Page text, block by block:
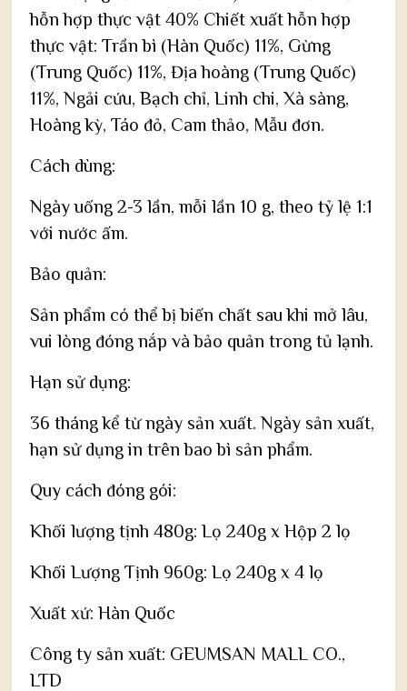
hỗn hợp thực vật 40% Chiết xuất hỗn hợp
thực vật: Trần bì (Hàn Quốc) 11%, Gừng
(Trung Quốc) 11%, Địa hoàng (Trung Quốc)
11%, Ngải cứu, Bạch chỉ, Linh chi, Xà sàng,
Hoàng kỳ, Táo đỏ, Cam thảo, Mẫu đơn.
Cách dùng:
Ngày uống 2-3 lần, mỗi lần 10 g, theo tỷ lệ 1:1
với nước ấm.
Bảo quản:
Sản phẩm có thể bị biến chất sau khi mở lâu,
vui lòng đóng nắp và bảo quản trong tủ lạnh.
Hạn sử dụng:
36 tháng kể từ ngày sản xuất. Ngày sản xuất,
hạn sử dụng in trên bao bì sản phẩm.
Quy cách đóng gói:
Khối lượng tịnh 480g: Lọ 240g x Hộp 2 lọ
Khối Lượng Tịnh 960g: Lọ 240g x 4 lọ
Xuất xứ: Hàn Quốc
Công ty sản xuất: GEUMSAN MALL CO.,
LTD